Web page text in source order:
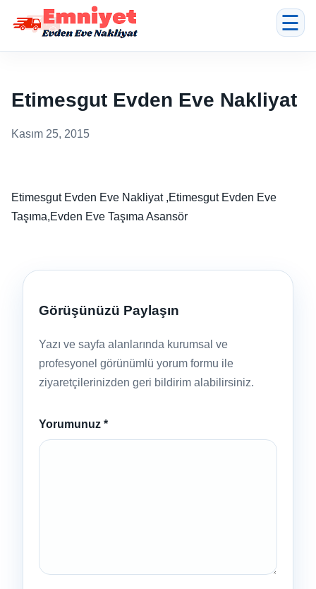
☰
Etimesgut Evden Eve Nakliyat
Kasım 25, 2015
Etimesgut Evden Eve Nakliyat ,Etimesgut Evden Eve
Taşıma,Evden Eve Taşıma Asansör
Görüşünüzü Paylaşın
Yazı ve sayfa alanlarında kurumsal ve
profesyonel görünümlü yorum formu ile
ziyaretçilerinizden geri bildirim alabilirsiniz.
Yorumunuz *